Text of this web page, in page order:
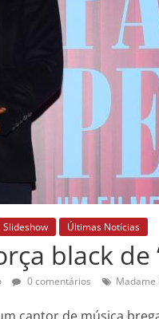
Slideshow Últimas Notícias
black
0 comentários Madame